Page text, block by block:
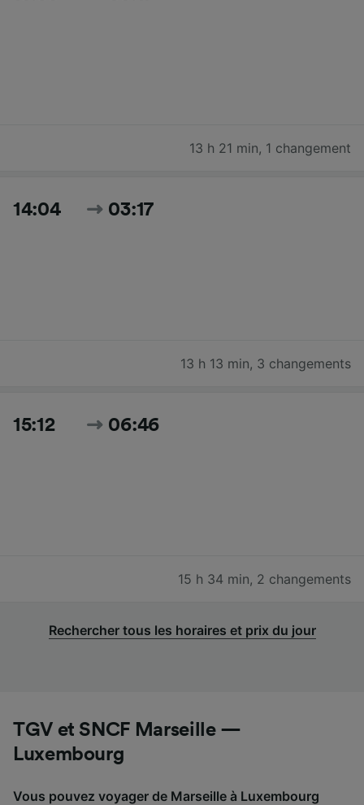
13 h 21 min, 1 changement
14:04 03:17
13 h 13 min, 3 changements
15:12 06:46
15 h 34 min, 2 changements
Rechercher tous les horaires et prix du jour
TGV et SNCF Marseille —
Luxembourg
Vous pouvez voyager de Marseille à Luxembourg